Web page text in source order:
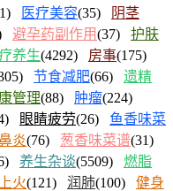
医疗美容(35)
阴茎
避孕药副作用(37) 护肤
养生(4292) 房事(175)
节食减肥(66) 遗精
管理(88) 肿瘤(224)
眼睛疲劳(26) 鱼香味菜
炎(76) 葱香味菜谱(31)
养生杂谈(5509) 燃脂
上火(121) 润肺(100) 健身